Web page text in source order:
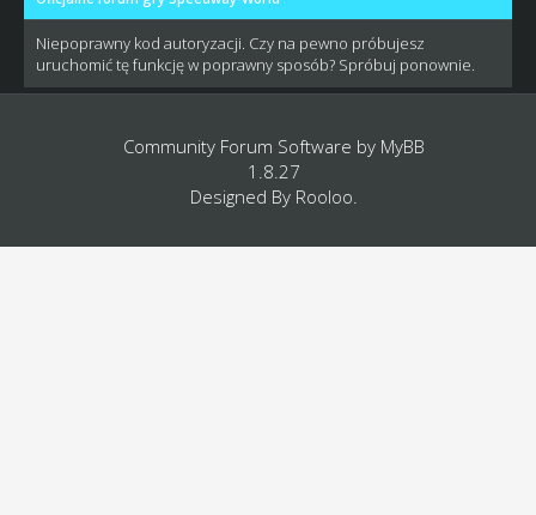
Niepoprawny kod autoryzacji. Czy na pewno próbujesz
uruchomić tę funkcję w poprawny sposób? Spróbuj ponownie.
Community Forum Software by MyBB
1.8.27
Designed By Rooloo.